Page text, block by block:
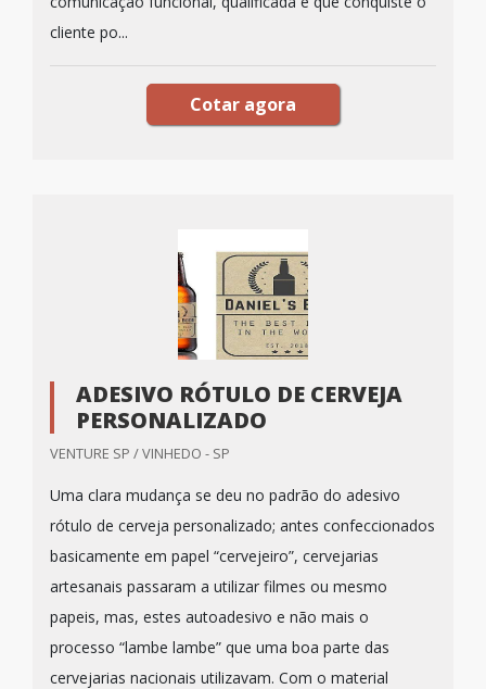
cliente po...
Cotar agora
ADESIVO RÓTULO DE CERVEJA
PERSONALIZADO
VENTURE SP / VINHEDO - SP
Uma clara mudança se deu no padrão do adesivo
rótulo de cerveja personalizado; antes confeccionados
basicamente em papel “cervejeiro”, cervejarias
artesanais passaram a utilizar filmes ou mesmo
papeis, mas, estes autoadesivo e não mais o
processo “lambe lambe” que uma boa parte das
cervejarias nacionais utilizavam. Com o material